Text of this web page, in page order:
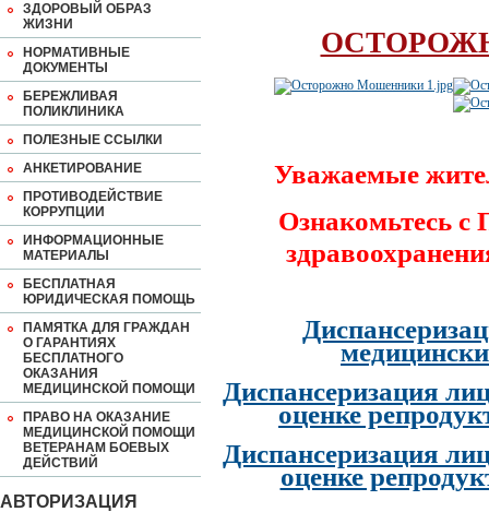
ЗДОРОВЫЙ ОБРАЗ
ЖИЗНИ
НОРМАТИВНЫЕ
ДОКУМЕНТЫ
БЕРЕЖЛИВАЯ
ПОЛИКЛИНИКА
ПОЛЕЗНЫЕ ССЫЛКИ
АНКЕТИРОВАНИЕ
ПРОТИВОДЕЙСТВИЕ
КОРРУПЦИИ
ИНФОРМАЦИОННЫЕ
МАТЕРИАЛЫ
БЕСПЛАТНАЯ
ЮРИДИЧЕСКАЯ ПОМОЩЬ
ПАМЯТКА ДЛЯ ГРАЖДАН
О ГАРАНТИЯХ
БЕСПЛАТНОГО
ОКАЗАНИЯ
МЕДИЦИНСКОЙ ПОМОЩИ
ПРАВО НА ОКАЗАНИЕ
МЕДИЦИНСКОЙ ПОМОЩИ
ВЕТЕРАНАМ БОЕВЫХ
ДЕЙСТВИЙ
АВТОРИЗАЦИЯ
Уважаемые
Ознакомьтесь
Диспансеризация
оценке
Диспансеризация
оценке